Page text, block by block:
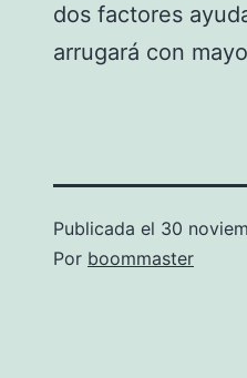
dos factores
arrugará con
Publicada el 30
Por boommaster